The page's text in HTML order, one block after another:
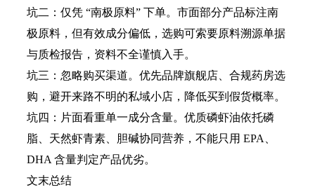
坑二：仅凭 “南极原料” 下单。市面部分产品标注南
极原料，但有效成分偏低，选购可索要原料溯源单据
与质检报告，资料不全谨慎入手。
坑三：忽略购买渠道。优先品牌旗舰店、合规药房选
购，避开来路不明的私域小店，降低买到假货概率。
坑四：片面看重单一成分含量。优质磷虾油依托磷
脂、天然虾青素、胆碱协同营养，不能只用 EPA、
DHA 含量判定产品优劣。
文末总结